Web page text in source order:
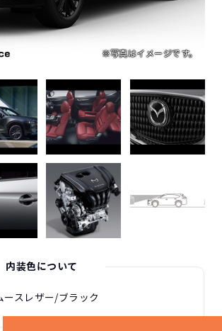
内装色について
ースレザー/ブラック